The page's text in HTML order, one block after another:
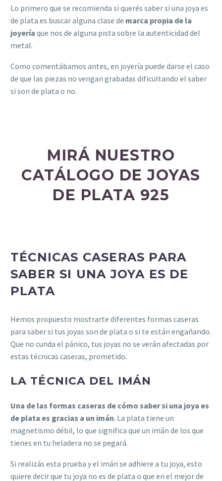
Lo primero que se recomienda si querés saber si una joya es
de plata es buscar alguna clase de marca propia de la
joyería que nos de alguna pista sobre la autenticidad del
metal.
Como comentábamos antes, en joyería puede darse el caso
de que las piezas no vengan grabadas dificultando el saber
si son de plata o no.
MIRÁ NUESTRO
CATÁLOGO DE JOYAS
DE PLATA 925
TÉCNICAS CASERAS PARA
SABER SI UNA JOYA ES DE
PLATA
Hemos propuesto mostrarte diferentes formas caseras
para saber si tus joyas son de plata o si te están engañando.
Que no cunda el pánico, tus joyas no se verán afectadas por
estas técnicas caseras, prometido.
LA TÉCNICA DEL IMÁN
Una de las formas caseras de cómo saber si una joya es
de plata es gracias a un imán. La plata tiene un
magnetismo débil, lo que significa que un imán de los que
tienes en tu heladera no se pegará.
Si realizás esta prueba y el imán se adhiere a tu joya, esto
quiere decir que tu joya no es de plata o que en el mejor de